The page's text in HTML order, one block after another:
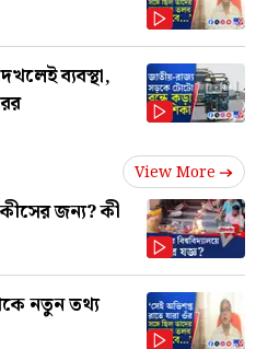
ব্যবস্থা,
View More
জন্য? কী
নতুন তথ্য